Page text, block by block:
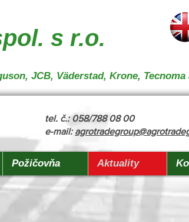
s r.o.
JCB, Väderstad, Krone,
tel. č.: 058/788 08 00
e-mail:
Požičovňa Aktuality